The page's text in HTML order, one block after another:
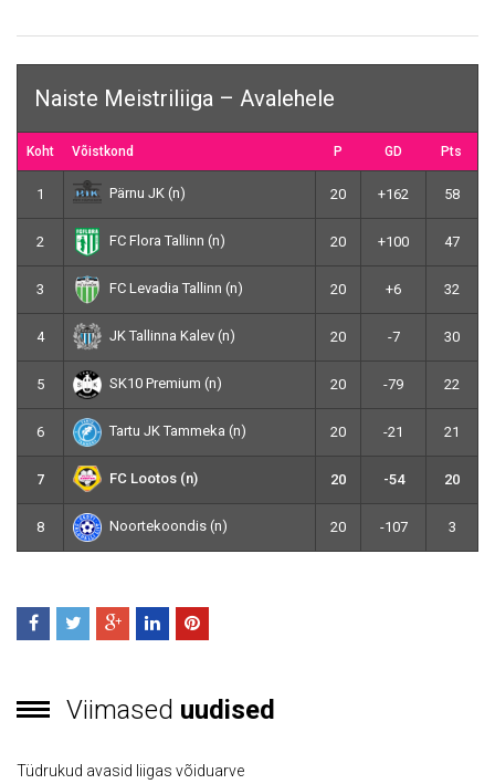
Naiste Meistriliiga – Avalehele
Koht Võistkond P GD Pts
1 Pärnu JK (n) 20 +162 58
2 FC Flora Tallinn (n) 20 +100 47
3 FC Levadia Tallinn (n) 20 +6 32
4 JK Tallinna Kalev (n) 20 -7 30
5 SK10 Premium (n) 20 -79 22
6 Tartu JK Tammeka (n) 20 -21 21
7 FC Lootos (n) 20 -54 20
8 Noortekoondis (n) 20 -107 3
Viimased uudised
Tüdrukud avasid liigas võiduarve